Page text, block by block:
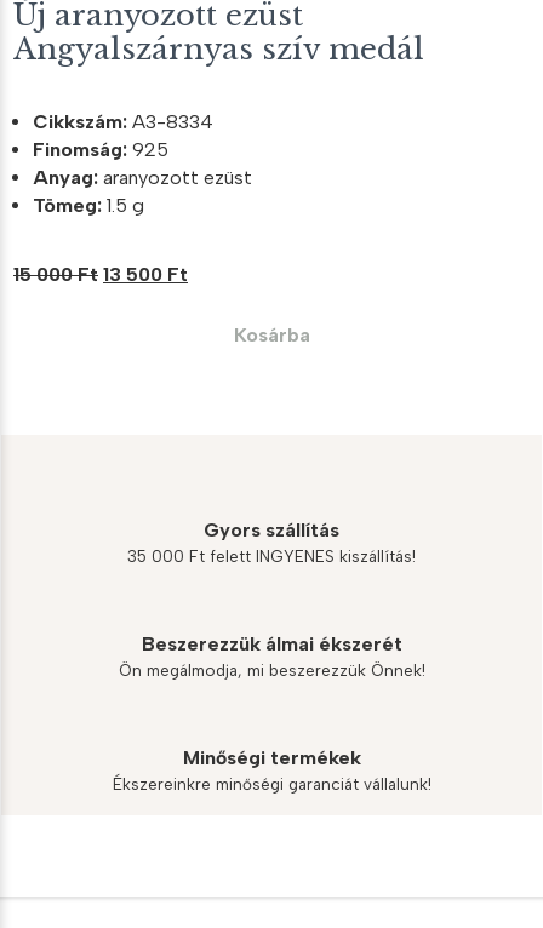
Új aranyozott ezüst
Angyalszárnyas szív medál
Cikkszám: A3-8334
Finomság: 925
Anyag: aranyozott ezüst
Tömeg: 1.5 g
15 000Ft Original
13 500 Ft
Kosárba
Gyors szállítás
35 000 Ft felett INGYENES kiszállítás!
Beszerezzük álmai ékszerét
Ön megálmodja, mi beszerezzük Önnek!
Minőségi termékek
Ékszereinkre minőségi garanciát vállalunk!